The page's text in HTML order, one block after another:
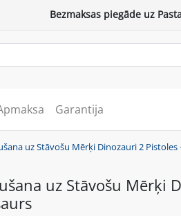
Bezmaksas piegāde uz
Garantija
uz Stāvošu Mērķi Dinozauri 2
uz Stāvošu Mērķi